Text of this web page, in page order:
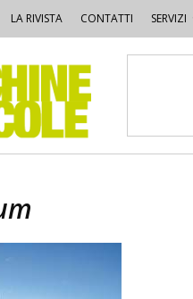
LA RIVISTA CONTATTI SERVIZI